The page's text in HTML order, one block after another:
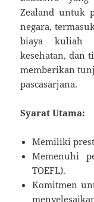
Zealand untuk
negara,
biaya kuliah
kesehatan, dan
memberikan
pascasarjana.
Syarat Utama:
Memiliki
Memenuhi
TOEFL).
Komitmen